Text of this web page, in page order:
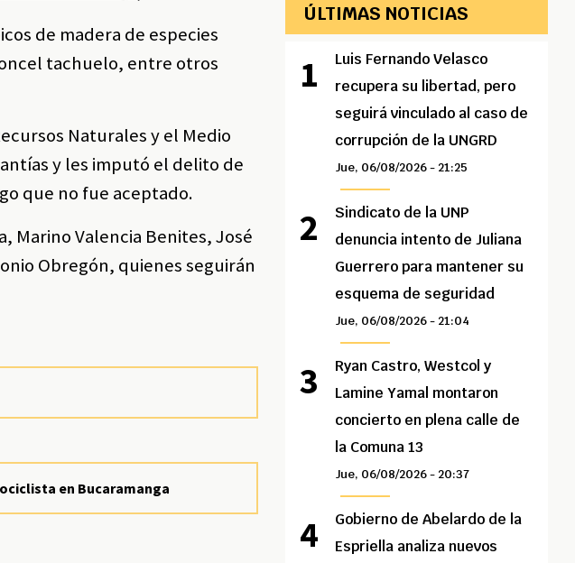
de madera de especies
tachuelo, entre otros
Naturales y el Medio
y les imputó el delito de
que no fue aceptado.
Marino Valencia Benites, José
Obregón, quienes seguirán
en Bucaramanga
ÚLTIMAS NOTICIAS
Luis Fernando Velasco
recupera su libertad, pero
seguirá vinculado al caso de
corrupción de la UNGRD
Jue, 06/08/2026 - 21:25
Sindicato de la UNP
denuncia intento de Juliana
Guerrero para mantener su
esquema de seguridad
Jue, 06/08/2026 - 21:04
Ryan Castro, Westcol y
Lamine Yamal montaron
concierto en plena calle de
la Comuna 13
Jue, 06/08/2026 - 20:37
Gobierno de Abelardo de la
Espriella analiza nuevos